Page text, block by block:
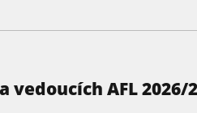
vedoucích AFL 2026/